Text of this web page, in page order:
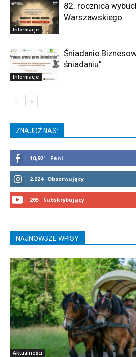
Informacje
82. rocznica
Warszawskiego
Informacje
Śniadanie
śniadaniu”
ZNAJDŹ NAS:
10,921 Fani
2,224 Obserwujący
265 Subskrybujący
NAJNOWSZE WPISY
Aktualności